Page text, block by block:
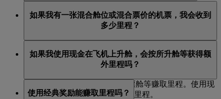
乘坐阿联酋航空航班，奖励里程将根据该行程在经济舱
Flex Plus 票价级别所赚取的里程进行计算。
价类别进行计算。
商务舱，均可额外赚取 Skywards 奖励里程和定级里程。
如需了解通过乘坐豪华舱位可以赚取的里程数，请使用
如果我有一张混合舱位或混合票价的机票，我会收到
多少里程？
预订的每段旅程的相应票价类型来计算。
如果我使用现金在飞机上升舱，会按所升舱等获得额
外里程吗？
不会，Skywards 会员根据原出票舱等赚取里程。使用现
金在飞机上升舱，不会获得额外里程。
使用经典奖励能赚取里程吗？